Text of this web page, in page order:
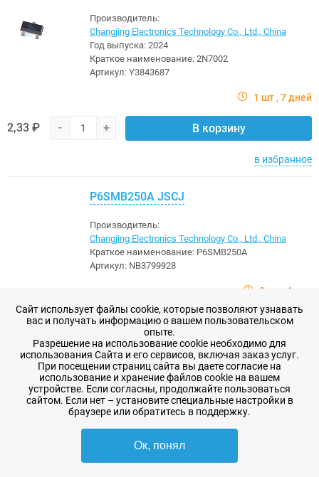
Производитель:
Changjing Electronics Technology Co., Ltd., China
Год выпуска: 2024
Краткое наименование: 2N7002
Артикул: Y3843687
1 шт 7 дней
2,33 ₽ - + В корзину
в избранное
P6SMB250A JSCJ
Производитель:
Changjing Electronics Technology Co., Ltd., China
Краткое наименование: P6SMB250A
Артикул: NB3799928
8 шт 4 дня
29,07 ₽ - + В корзину
в избранное
B5819W SL JSCJ
Производитель:
Changjing Electronics Technology Co., Ltd., China
Краткое наименование:
Сайт использует файлы cookie, которые позволяют узнавать
вас и получать информацию о вашем пользовательском
опыте.
Разрешение на использование cookie необходимо для
использования Сайта и его сервисов, включая заказ услуг.
При посещении страниц сайта вы даете согласие на
использование и хранение файлов cookie на вашем
устройстве. Если согласны, продолжайте пользоваться
сайтом. Если нет – установите специальные настройки в
браузере или обратитесь в поддержку.
Ок, понял